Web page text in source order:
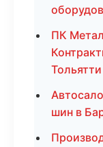
ПК
Тольятти
шин в